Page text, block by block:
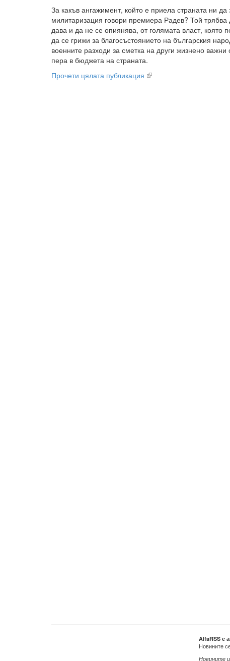
За какъв ангажимент, който е приела страната ни
милитаризация говори премиера Радев? Той
дава и да не се опиянява, от голямата власт, която
да се грижи за благосъстоянието на българския
военните разходи за сметка на други жизнено
пера в бюджета на страната.
Прочети цялата публикация
AlfaRSS е
Новините
Новините